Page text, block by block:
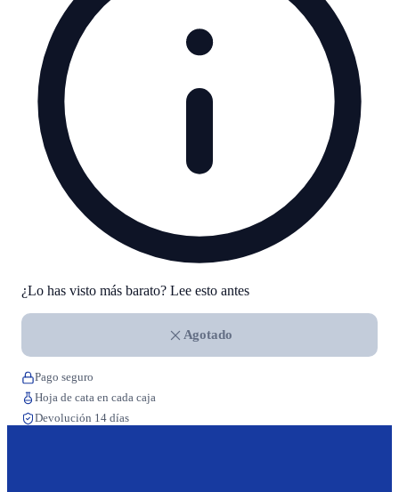
¿Lo has visto más barato? Lee esto antes
Agotado
Pago seguro
Hoja de cata en cada caja
Devolución 14 días